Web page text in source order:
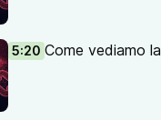
(
maggiormente su
detti tante cose e ho
5:20 Come vediamo